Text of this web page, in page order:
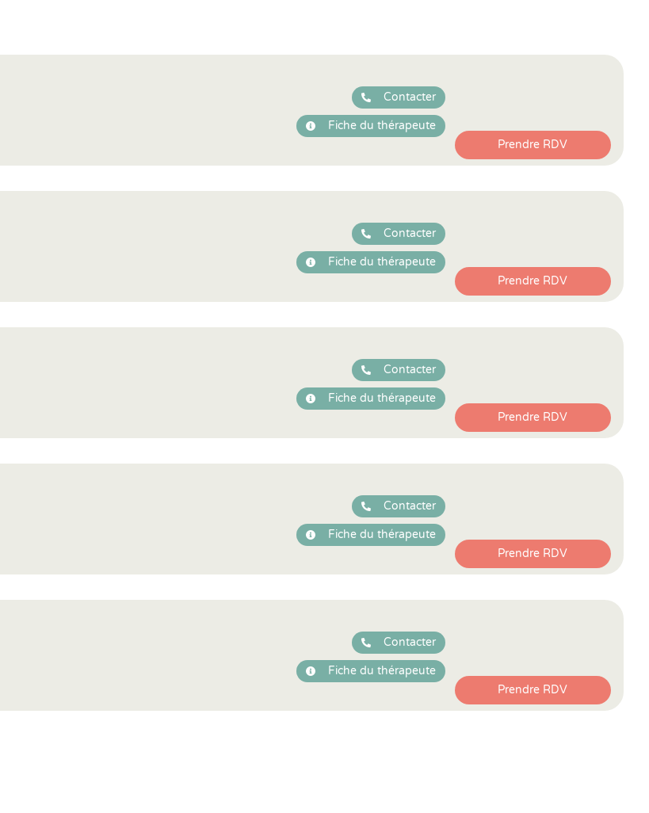
Contacter
Fiche du thérapeute
Prendre RDV
Contacter
Fiche du thérapeute
Prendre RDV
Contacter
Fiche du thérapeute
Prendre RDV
Contacter
Fiche du thérapeute
Prendre RDV
Contacter
Fiche du thérapeute
Prendre RDV